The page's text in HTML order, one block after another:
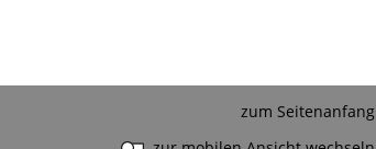
zum Seitenanfang